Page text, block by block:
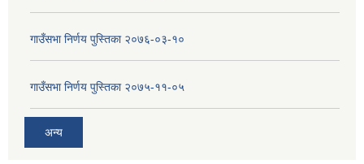
गाउँसभा निर्णय पुस्तिका २०७६-०३-१०
गाउँसभा निर्णय पुस्तिका २०७५-११-०५
अन्य